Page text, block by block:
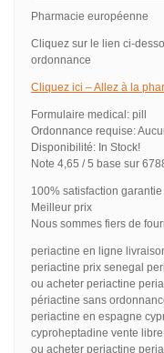
Pharmacie européenne
Cliquez sur le lien ci-
ordonnance
Cliquez ici – Allez à la
Formulaire medical: pill
Ordonnance requise:
Disponibilité: In Stock!
Note 4,65 / 5 base sur
100% satisfaction garantie
Meilleur prix
Nous sommes fiers de
periactine en ligne
periactine prix senegal
ou acheter periactine
périactine sans
periactine en espagne
cyproheptadine vente
ou acheter periactine